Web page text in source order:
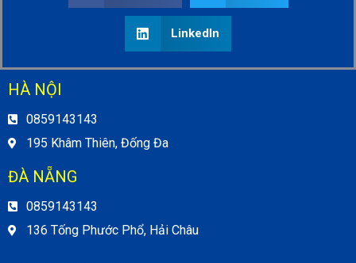
LinkedIn
HÀ NỘI
0859143143
195 Khâm Thiên, Đống Đa
ĐÀ NẴNG
0859143143
136 Tống Phước Phổ, Hải Châu